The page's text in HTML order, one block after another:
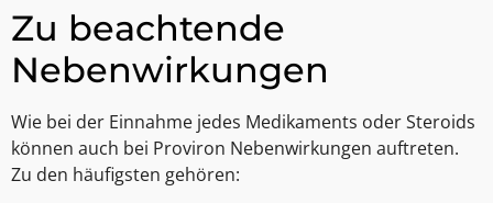
Zu beachtende
Nebenwirkungen
Wie bei der Einnahme jedes Medikaments oder Steroids
können auch bei Proviron Nebenwirkungen auftreten.
Zu den häufigsten gehören: